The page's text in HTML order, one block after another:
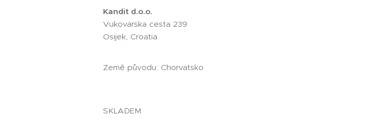
Kandit d.o.o.
Vukovarska cesta 239
Osijek, Croatia
Země původu: Chorvatsko
SKLADEM